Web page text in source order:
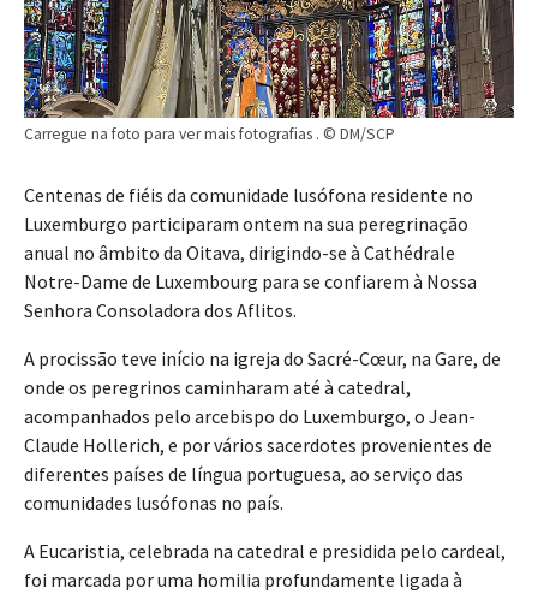
Carregue na foto para ver mais fotografias . © DM/SCP
Centenas de fiéis da comunidade lusófona residente no
Luxemburgo participaram ontem na sua peregrinação
anual no âmbito da Oitava, dirigindo-se à Cathédrale
Notre-Dame de Luxembourg para se confiarem à Nossa
Senhora Consoladora dos Aflitos.
A procissão teve início na igreja do Sacré-Cœur, na Gare, de
onde os peregrinos caminharam até à catedral,
acompanhados pelo arcebispo do Luxemburgo, o Jean-
Claude Hollerich, e por vários sacerdotes provenientes de
diferentes países de língua portuguesa, ao serviço das
comunidades lusófonas no país.
A Eucaristia, celebrada na catedral e presidida pelo cardeal,
foi marcada por uma homilia profundamente ligada à